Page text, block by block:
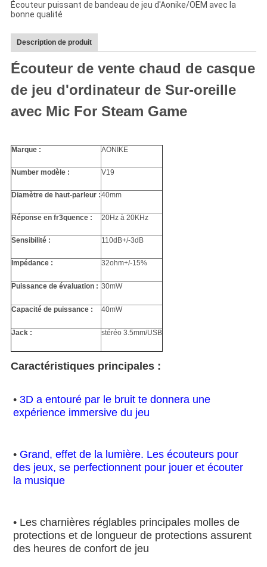
Écouteur puissant de bandeau de jeu d'Aonike/OEM avec la
bonne qualité
Description de produit
Écouteur de vente chaud de casque
de jeu d'ordinateur de Sur-oreille
avec Mic For Steam Game
Marque : AONIKE
Number modèle : V19
Diamètre de haut-parleur :40mm
Réponse en fr3quence : 20Hz à 20KHz
Sensibilité : 110dB+/-3dB
Impédance : 32ohm+/-15%
Puissance de évaluation : 30mW
Capacité de puissance : 40mW
Jack : stéréo 3.5mm/USB
Caractéristiques principales :
• 3D a entouré par le bruit te donnera une
expérience immersive du jeu
• Grand, effet de la lumière. Les écouteurs pour
des jeux, se perfectionnent pour jouer et écouter
la musique
• Les charnières réglables principales molles de
protections et de longueur de protections assurent
des heures de confort de jeu